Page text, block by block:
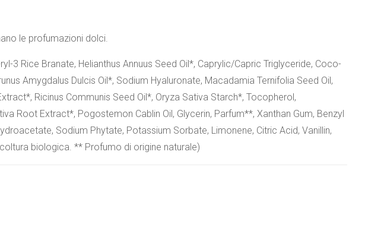
le profumazioni dolci.
3 Rice Branate, Helianthus Annuus Seed Oil*, Caprylic/Capric Triglyceride, Coco-
Amygdalus Dulcis Oil*, Sodium Hyaluronate, Macadamia Ternifolia Seed Oil,
Ricinus Communis Seed Oil*, Oryza Sativa Starch*, Tocopherol,
Root Extract*, Pogostemon Cablin Oil, Glycerin, Parfum**, Xanthan Gum, Benzyl
Sodium Phytate, Potassium Sorbate, Limonene, Citric Acid, Vanillin,
biologica. ** Profumo di origine naturale)